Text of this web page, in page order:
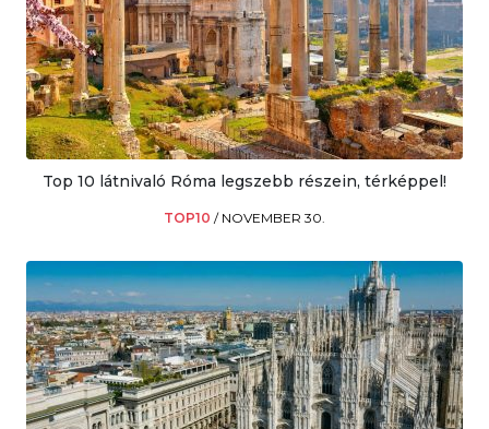
Top 10 látnivaló Róma legszebb részein, térképpel!
TOP10 / NOVEMBER 30.